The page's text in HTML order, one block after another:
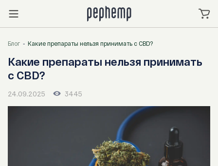
Блог Какие препараты нельзя принимать с CBD?
Какие препараты нельзя принимать
с CBD?
24.09.2025 3445